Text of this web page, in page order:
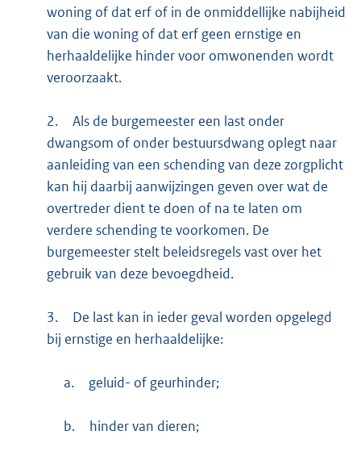
woning of dat erf of in de onmiddellijke nabijheid
van die woning of dat erf geen ernstige en
herhaaldelijke hinder voor omwonenden wordt
veroorzaakt.
2.
Als de burgemeester een last onder
dwangsom of onder bestuursdwang oplegt naar
aanleiding van een schending van deze zorgplicht
kan hij daarbij aanwijzingen geven over wat de
overtreder dient te doen of na te laten om
verdere schending te voorkomen. De
burgemeester stelt beleidsregels vast over het
gebruik van deze bevoegdheid.
3.
De last kan in ieder geval worden opgelegd
bij ernstige en herhaaldelijke:
a. geluid- of geurhinder;
b. hinder van dieren;